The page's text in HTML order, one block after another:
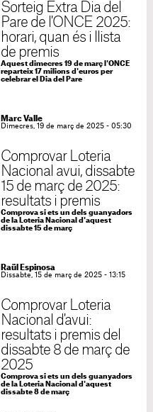
Sorteig Extra Dia del
Pare de l'ONCE 2025:
horari, quan és i llista
de premis
Aquest dimecres 19 de març l'ONCE
reparteix 17 milions d'euros per
celebrar el Dia del Pare
Marc Valle
Dimecres, 19 de març de 2025 - 05:30
Comprovar Loteria
Nacional avui, dissabte
15 de març de 2025:
resultats i premis
Comprova si ets un dels guanyadors
de la Loteria Nacional d'aquest
dissabte 15 de març
Raül Espinosa
Dissabte, 15 de març de 2025 - 13:15
Comprovar Loteria
Nacional d'avui:
resultats i premis del
dissabte 8 de març de
2025
Comprova si ets un dels guanyadors
de la Loteria Nacional d'aquest
dissabte 8 de març